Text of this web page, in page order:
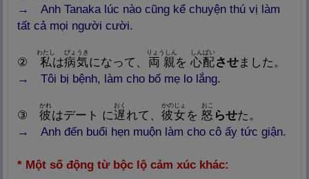
→ Anh Tanaka lúc nào cũng kể chuyện thú vị làm
tất cả mọi người cười.
② 私
わたし
は病気
びょうき
になって、 両 親
りょうしん
を 心配
しんぱい
させました。
→ Tôi bị bệnh, làm cho bố mẹ lo lắng.
③ 彼
phương
かれ
はデート に遅
quá hạn
おく
れて、 彼女
かのじょ
を 怒
おこ
らせた。
→ Anh đến buổi hẹn muộn làm cho cô ấy tức giận.
* Một số động từ bộc lộ cảm xúc khác: